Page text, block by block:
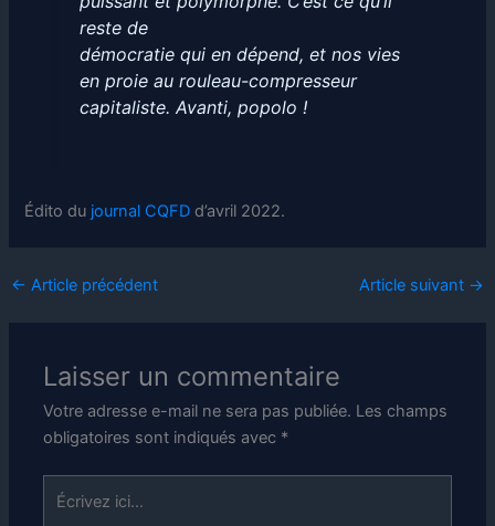
reste de
démocratie qui en dépend, et nos vies
en proie au rouleau-compresseur
capitaliste. Avanti, popolo !
Édito du journal CQFD d’avril 2022.
← Article précédent Article suivant →
Laisser un commentaire
Votre adresse e-mail ne sera pas publiée. Les champs
obligatoires sont indiqués avec *
Écrivez
ici…